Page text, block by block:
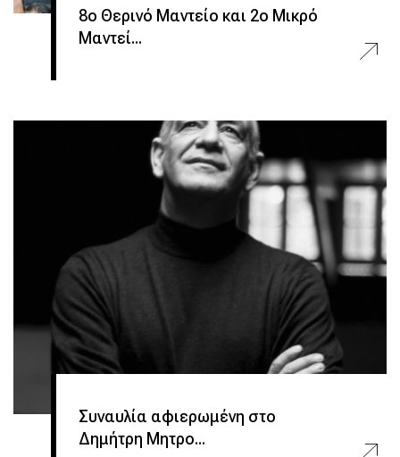
8ο Θερινό Μαντείο και 2ο Μικρό
Μαντεί...
Συναυλία αφιερωμένη στο
Δημήτρη Μητρο...